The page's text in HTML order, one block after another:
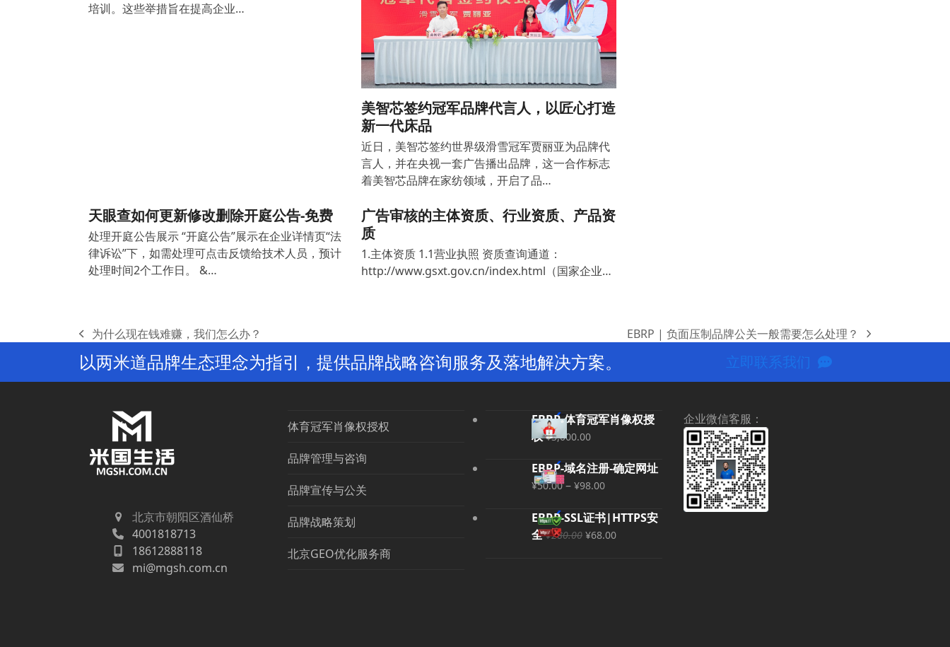
培训。这些举措旨在提高企业…
美智芯签约冠军品牌代言人，以匠心打造
新一代床品
近日，美智芯签约世界级滑雪冠军贾丽亚为品牌代
言人，并在央视一套广告播出品牌，这一合作标志
着美智芯品牌在家纺领域，开启了品…
天眼查如何更新修改删除开庭公告-免费
处理开庭公告展示 “开庭公告”展示在企业详情页“法
律诉讼”下，如需处理可点击反馈给技术人员，预计
处理时间2个工作日。 &…
广告审核的主体资质、行业资质、产品资
质
1.主体资质 1.1营业执照 资质查询通道：
http://www.gsxt.gov.cn/index.html（国家企业…
previous
post:
为什么现在钱难赚，我们怎么办？
next
EBRP | 负面压制品牌公关一般需要怎么处理？
以两米道品牌生态理念为指引，提供品牌战略咨询服务及落地解决方案。 立即联系我们
北京市朝阳区酒仙桥
4001818713
18612888118
mi@mgsh.com.cn
体育冠军肖像权授权
品牌管理与咨询
品牌宣传与公关
品牌战略策划
北京GEO优化服务商
EBRP-体育冠军肖像权授
权 ¥3,000.00
EBRP-域名注册-确定网址
¥50.00 – ¥98.00价
范
围：
EBRP-SSL证书|HTTPS安
全 ¥280.00 原
¥68.00当
企业微信客服：